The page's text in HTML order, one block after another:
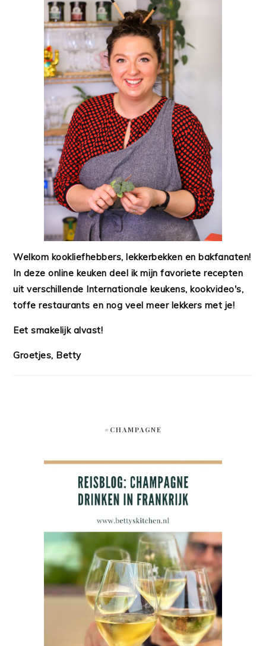
Welkom kookliefhebbers, lekkerbekken en bakfanaten!
In deze online keuken deel ik mijn favoriete recepten
uit verschillende Internationale keukens, kookvideo's,
toffe restaurants en nog veel meer lekkers met je!
Eet smakelijk alvast!
Groetjes, Betty
#CHAMPAGNE